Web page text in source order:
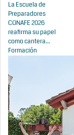
La Escuela de
Preparadores
CONAFE 2026
reafirma su papel
como cantera...
Formación